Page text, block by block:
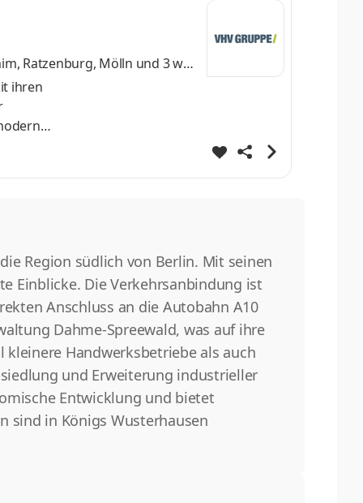
Ratzenburg, Mölln und 3 wei
ihren
Region südlich von Berlin. Mit seinen
Einblicke. Die Verkehrsanbindung ist
Anschluss an die Autobahn A10
Dahme-Spreewald, was auf ihre
Handwerksbetriebe als auch
und Erweiterung industrieller
Entwicklung und bietet
sind in Königs Wusterhausen